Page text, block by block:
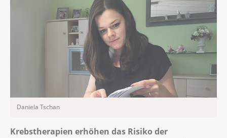
Daniela Tschan
Krebstherapien erhöhen das Risiko der